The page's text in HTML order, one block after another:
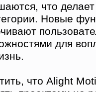
что
Новые
для
что Alight